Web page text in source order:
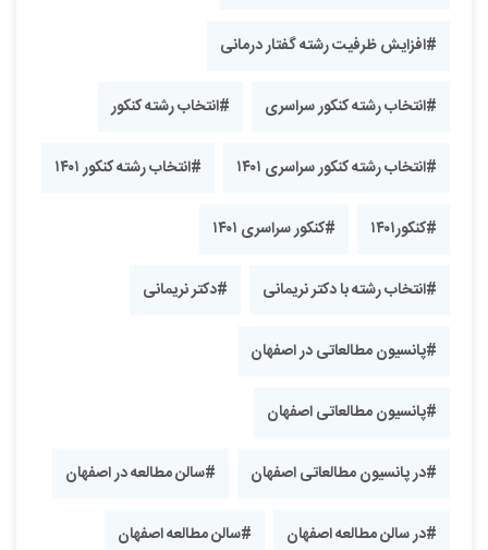
#افزایش ظرفیت رشته گفتار درمانی
#انتخاب رشته کنکور سراسری #انتخاب رشته کنکور
#انتخاب رشته کنکور سراسری ۱۴۰۱ #انتخاب رشته کنکور ۱۴۰۱
#کنکور۱۴۰۱ #کنکور سراسری ۱۴۰۱
#انتخاب رشته با دکتر نریمانی #دکتر نریمانی
#پانسیون مطالعاتی در اصفهان
#پانسیون مطالعاتی اصفهان
#در پانسیون مطالعاتی اصفهان #سالن مطالعه در اصفهان
#در سالن مطالعه اصفهان #سالن مطالعه اصفهان